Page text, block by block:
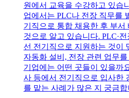
원에서 교육을 수강하고 있습
업에서는 PLC나 전장 직무를
기직으로 통합 채용한 후 부서
것으로 알고 있습니다. PLC·
선 전기직으로 지원하는 것이
자동화 설비, 전장 관련 업무
기업에는 어떤 곳들이 있을까
사 등에서 전기직으로 입사한
를 맡는 사례가 많은 지 궁금